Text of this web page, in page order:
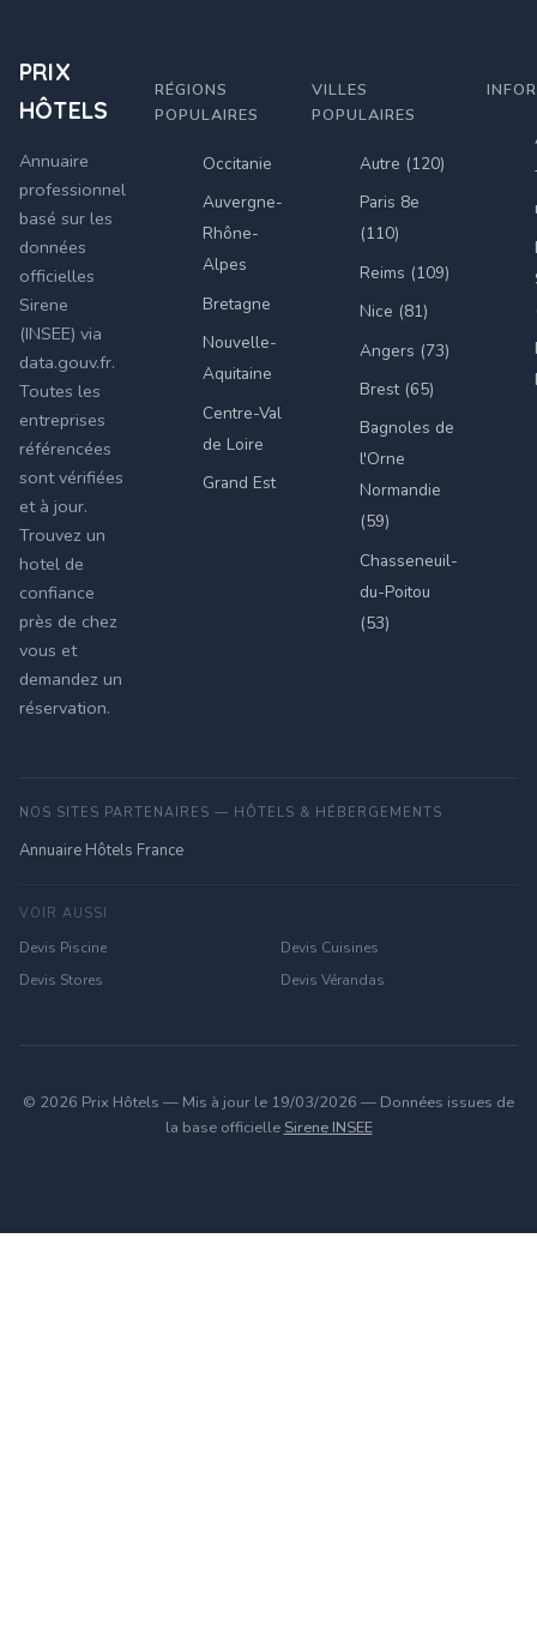
PRIX
HÔTELS
Annuaire
professionnel
basé sur les
données
officielles
Sirene
(INSEE) via
data.gouv.fr.
Toutes les
entreprises
référencées
sont vérifiées
et à jour.
Trouvez un
hotel de
confiance
près de chez
vous et
demandez un
réservation.
RÉGIONS
POPULAIRES
Occitanie
Auvergne-
Rhône-
Alpes
Bretagne
Nouvelle-
Aquitaine
Centre-Val
de Loire
Grand Est
VILLES
POPULAIRES
Autre (120)
Paris 8e
(110)
Reims (109)
Nice (81)
Angers (73)
Brest (65)
Bagnoles de
l'Orne
Normandie
(59)
Chasseneuil-
du-Poitou
(53)
NOS SITES PARTENAIRES — HÔTELS & HÉBERGEMENTS
Annuaire Hôtels France
VOIR AUSSI
Devis Piscine
Devis Cuisines
Devis Stores
Devis Vérandas
© 2026 Prix Hôtels — Mis à jour le 19/03/2026 — Données issues de
la base officielle Sirene INSEE